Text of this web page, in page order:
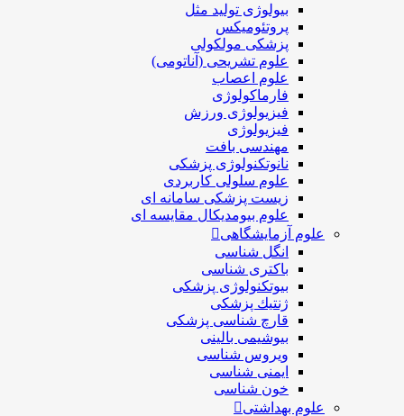
بیولوژی تولید مثل
پروتئومیکس
پزشکی مولکولی
علوم تشریحی (آناتومی)
علوم اعصاب
فارماکولوژی
فیزیولوژی ورزش
فیزیولوژی
مهندسی بافت
نانوتکنولوژی پزشکی
علوم سلولی کاربردی
زیست پزشکی سامانه ای
علوم بیومدیکال مقایسه ای
علوم آزمایشگاهی
انگل شناسی
باکتری شناسی
بیوتکنولوژی پزشکی
ژنتيك پزشکی
قارچ شناسی پزشكی
بیوشیمی بالینی
ویروس شناسی
ایمنی شناسی
خون شناسی
علوم بهداشتی